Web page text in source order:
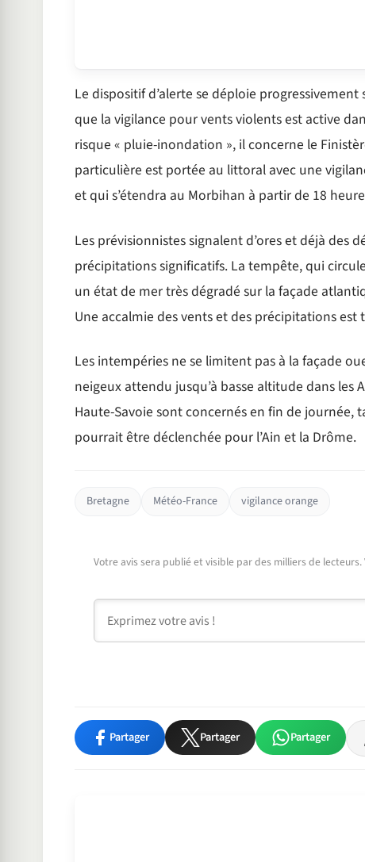
Le dispositif d’alerte se déploie
que la vigilance pour vents violents est active
risque « pluie-inondation », il concerne le
particulière est portée au littoral avec une
et qui s’étendra au Morbihan à partir de 18
Les prévisionnistes signalent d’ores et déjà
précipitations significatifs. La tempête, qui
un état de mer très dégradé sur la façade
Une accalmie des vents et des précipitations
Les intempéries ne se limitent pas à la façade
neigeux attendu jusqu’à basse altitude dans les
Haute-Savoie sont concernés en fin de journée,
pourrait être déclenchée pour l’Ain et la Drôme.
Bretagne Météo-France vigilance orange
Votre avis sera publié et visible par des milliers de
Partager Partager Partager